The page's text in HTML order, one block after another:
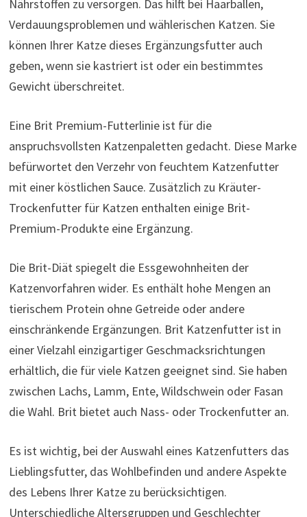
Nährstoffen zu versorgen. Das hilft bei Haarballen,
Verdauungsproblemen und wählerischen Katzen. Sie
können Ihrer Katze dieses Ergänzungsfutter auch
geben, wenn sie kastriert ist oder ein bestimmtes
Gewicht überschreitet.
Eine Brit Premium-Futterlinie ist für die
anspruchsvollsten Katzenpaletten gedacht. Diese Marke
befürwortet den Verzehr von feuchtem Katzenfutter
mit einer köstlichen Sauce. Zusätzlich zu Kräuter-
Trockenfutter für Katzen enthalten einige Brit-
Premium-Produkte eine Ergänzung.
Die Brit-Diät spiegelt die Essgewohnheiten der
Katzenvorfahren wider. Es enthält hohe Mengen an
tierischem Protein ohne Getreide oder andere
einschränkende Ergänzungen. Brit Katzenfutter ist in
einer Vielzahl einzigartiger Geschmacksrichtungen
erhältlich, die für viele Katzen geeignet sind. Sie haben
zwischen Lachs, Lamm, Ente, Wildschwein oder Fasan
die Wahl. Brit bietet auch Nass- oder Trockenfutter an.
Es ist wichtig, bei der Auswahl eines Katzenfutters das
Lieblingsfutter, das Wohlbefinden und andere Aspekte
des Lebens Ihrer Katze zu berücksichtigen.
Unterschiedliche Altersgruppen und Geschlechter